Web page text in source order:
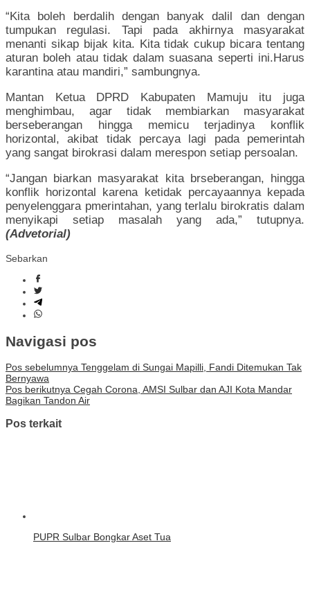
“Kita boleh berdalih dengan banyak dalil dan dengan
tumpukan regulasi. Tapi pada akhirnya masyarakat
menanti sikap bijak kita. Kita tidak cukup bicara tentang
aturan boleh atau tidak dalam suasana seperti ini.Harus
karantina atau mandiri,” sambungnya.
Mantan Ketua DPRD Kabupaten Mamuju itu juga
menghimbau, agar tidak membiarkan masyarakat
berseberangan hingga memicu terjadinya konflik
horizontal, akibat tidak percaya lagi pada pemerintah
yang sangat birokrasi dalam merespon setiap persoalan.
“Jangan biarkan masyarakat kita brseberangan, hingga
konflik horizontal karena ketidak percayaannya kepada
penyelenggara pmerintahan, yang terlalu birokratis dalam
menyikapi setiap masalah yang ada,” tutupnya.
(Advetorial)
Sebarkan
Navigasi pos
Pos sebelumnya Tenggelam di Sungai Mapilli, Fandi Ditemukan Tak
Bernyawa
Pos berikutnya Cegah Corona, AMSI Sulbar dan AJI Kota Mandar
Bagikan Tandon Air
Pos terkait
PUPR Sulbar Bongkar Aset Tua